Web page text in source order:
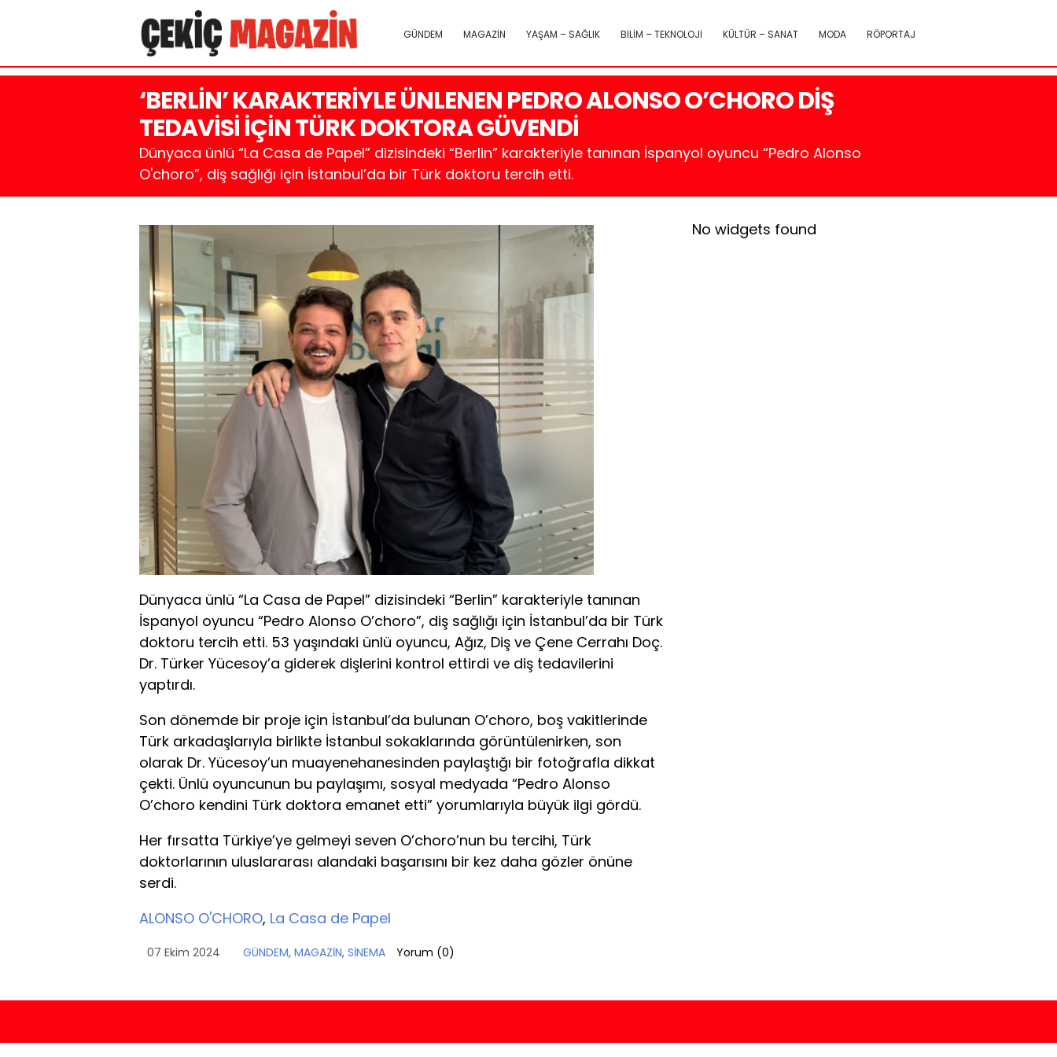
GÜNDEM MAGAZİN YAŞAM – SAĞLIK BİLİM – TEKNOLOJİ KÜLTÜR – SANAT MODA RÖPORTAJ
‘BERLİN’ KARAKTERİYLE ÜNLENEN PEDRO ALONSO O’CHORO DİŞ
TEDAVİSİ İÇİN TÜRK DOKTORA GÜVENDİ
Dünyaca ünlü “La Casa de Papel” dizisindeki “Berlin” karakteriyle tanınan İspanyol oyuncu “Pedro Alonso
O'choro”, diş sağlığı için İstanbul’da bir Türk doktoru tercih etti.
Dünyaca ünlü “La Casa de Papel” dizisindeki “Berlin” karakteriyle tanınan
İspanyol oyuncu “Pedro Alonso O’choro”, diş sağlığı için İstanbul’da bir Türk
doktoru tercih etti. 53 yaşındaki ünlü oyuncu, Ağız, Diş ve Çene Cerrahı Doç.
Dr. Türker Yücesoy’a giderek dişlerini kontrol ettirdi ve diş tedavilerini
yaptırdı.
Son dönemde bir proje için İstanbul’da bulunan O’choro, boş vakitlerinde
Türk arkadaşlarıyla birlikte İstanbul sokaklarında görüntülenirken, son
olarak Dr. Yücesoy’un muayenehanesinden paylaştığı bir fotoğrafla dikkat
çekti. Ünlü oyuncunun bu paylaşımı, sosyal medyada “Pedro Alonso
O’choro kendini Türk doktora emanet etti” yorumlarıyla büyük ilgi gördü.
Her fırsatta Türkiye’ye gelmeyi seven O’choro’nun bu tercihi, Türk
doktorlarının uluslararası alandaki başarısını bir kez daha gözler önüne
serdi.
ALONSO O'CHORO, La Casa de Papel
07 Ekim 2024 GÜNDEM, MAGAZİN, SİNEMA Yorum (0)
No widgets found